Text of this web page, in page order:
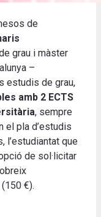
de
grau i màster
–
estudis de grau,
amb 2 ECTS
, sempre
el pla d’estudis
l’estudiantat que
de sol·licitar
€).